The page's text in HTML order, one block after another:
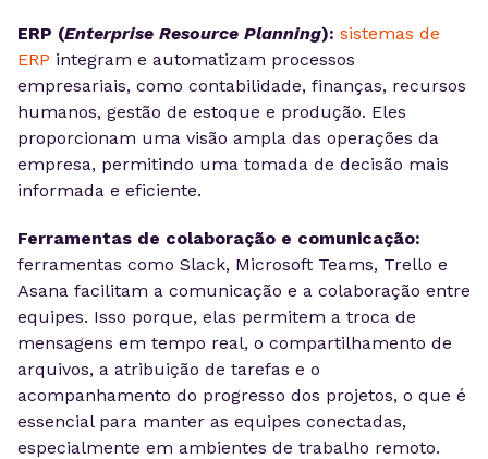
ERP (Enterprise Resource Planning): sistemas de
ERP integram e automatizam processos
empresariais, como contabilidade, finanças, recursos
humanos, gestão de estoque e produção. Eles
proporcionam uma visão ampla das operações da
empresa, permitindo uma tomada de decisão mais
informada e eficiente.
Ferramentas de colaboração e comunicação:
ferramentas como Slack, Microsoft Teams, Trello e
Asana facilitam a comunicação e a colaboração entre
equipes. Isso porque, elas permitem a troca de
mensagens em tempo real, o compartilhamento de
arquivos, a atribuição de tarefas e o
acompanhamento do progresso dos projetos, o que é
essencial para manter as equipes conectadas,
especialmente em ambientes de trabalho remoto.